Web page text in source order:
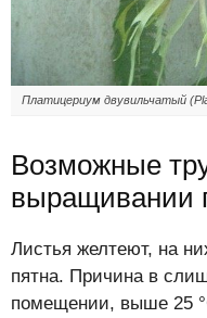
Платицериум двувильчатый
Возможные
выращивании
Листья желтеют, на
пятна. Причина в
помещении, выше 25